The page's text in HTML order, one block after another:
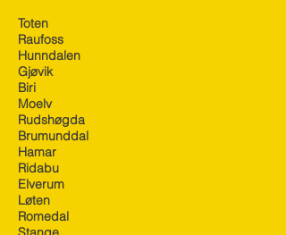
Toten
Raufoss
Hunndalen
Gjøvik
Biri
Moelv
Rudshøgda
Brumunddal
Hamar
Ridabu
Elverum
Løten
Romedal